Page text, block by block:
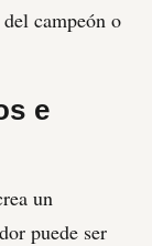
campeón o
e
un
puede ser